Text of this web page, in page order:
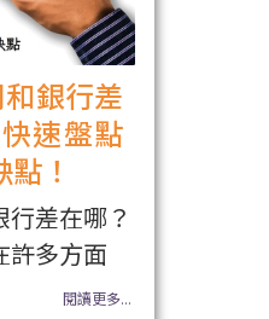
銀行差
速盤點
！
差在哪？
許多方面
閱讀更多...